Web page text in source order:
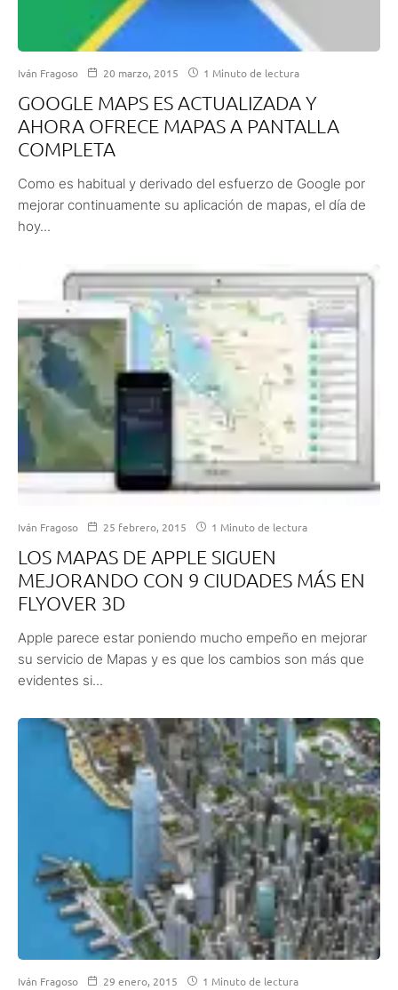
Iván Fragoso 20 marzo, 2015 1 Minuto de lectura
GOOGLE MAPS ES ACTUALIZADA Y
AHORA OFRECE MAPAS A PANTALLA
COMPLETA
Como es habitual y derivado del esfuerzo de Google por
mejorar continuamente su aplicación de mapas, el día de
hoy...
Iván Fragoso 25 febrero, 2015 1 Minuto de lectura
LOS MAPAS DE APPLE SIGUEN
MEJORANDO CON 9 CIUDADES MÁS EN
FLYOVER 3D
Apple parece estar poniendo mucho empeño en mejorar
su servicio de Mapas y es que los cambios son más que
evidentes si...
Iván Fragoso 29 enero, 2015 1 Minuto de lectura